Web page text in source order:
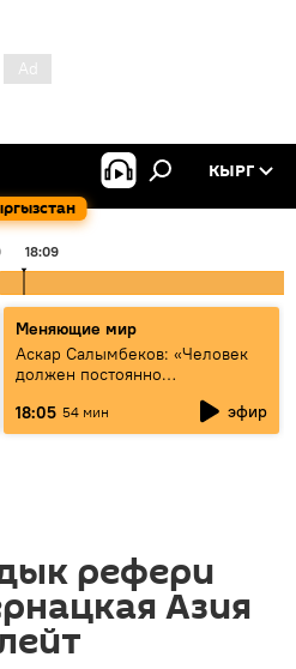
КЫРГ
18:09
Меняющие мир
Аскар Салымбеков: «Человек
должен постоянно
18:05 54 мин эфир
рефери
Азия